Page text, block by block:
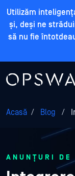
Utilizăm
și, deși ne
să nu fie
Acasă / Blog /
ANUNȚURI DE